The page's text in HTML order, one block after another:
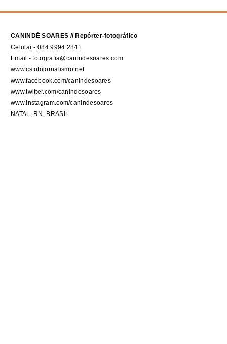
CANINDÉ SOARES // Repórter-fotográfico
Celular - 084 9994.2841
Email - fotografia@canindesoares.com
www.csfotojornalismo.net
www.facebook.com/canindesoares
www.twitter.com/canindesoares
www.instagram.com/canindesoares
NATAL, RN, BRASIL